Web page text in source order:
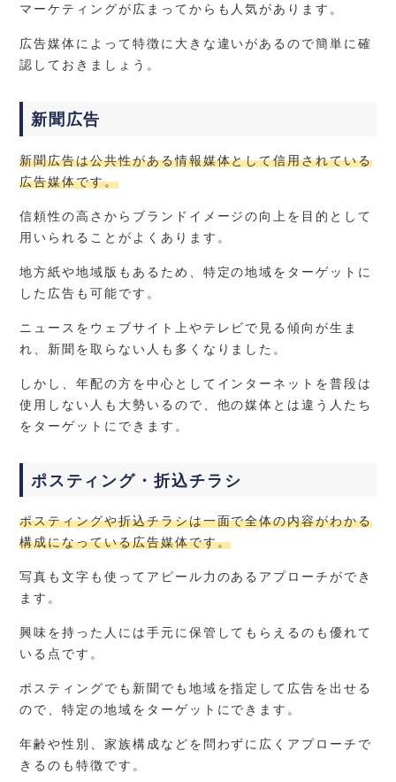
マーケティングが広まってからも人気があります。
広告媒体によって特徴に大きな違いがあるので簡単に確
認しておきましょう。
新聞広告
新聞広告は公共性がある情報媒体として信用されている
広告媒体です。
信頼性の高さからブランドイメージの向上を目的として
用いられることがよくあります。
地方紙や地域版もあるため、特定の地域をターゲットに
した広告も可能です。
ニュースをウェブサイト上やテレビで見る傾向が生ま
れ、新聞を取らない人も多くなりました。
しかし、年配の方を中心としてインターネットを普段は
使用しない人も大勢いるので、他の媒体とは違う人たち
をターゲットにできます。
ポスティング・折込チラシ
ポスティングや折込チラシは一面で全体の内容がわかる
構成になっている広告媒体です。
写真も文字も使ってアピール力のあるアプローチができ
ます。
興味を持った人には手元に保管してもらえるのも優れて
いる点です。
ポスティングでも新聞でも地域を指定して広告を出せる
ので、特定の地域をターゲットにできます。
年齢や性別、家族構成などを問わずに広くアプローチで
きるのも特徴です。